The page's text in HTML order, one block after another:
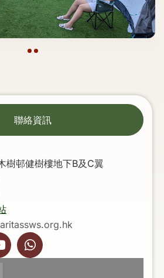
聯絡資訊
樹邨健樹樓地下B及C翼